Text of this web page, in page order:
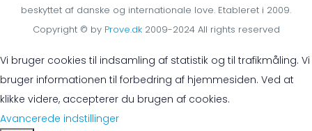
beskyttet af danske og internationale love. Etableret i 2009.
Copyright © by Prove.dk2009-2024 All rights reserved
Vi bruger cookies til indsamling af statistik og til trafikmåling. Vi
bruger informationen til forbedring af hjemmesiden. Ved at
klikke videre, accepterer du brugen af cookies.
Avancerede indstillinger